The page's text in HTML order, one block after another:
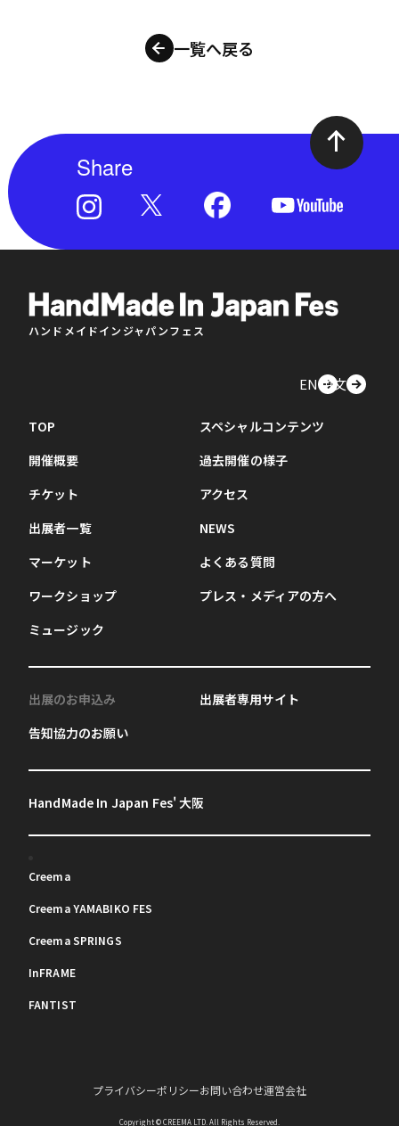
一覧へ戻る
Share
ハンドメイドインジャパンフェス
EN中文
TOP
開催概要
チケット
出展者一覧
マーケット
ワークショップ
ミュージック
スペシャルコンテンツ
過去開催の様子
アクセス
NEWS
よくある質問
プレス・メディアの方へ
出展のお申込み
告知協力のお願い
出展者専用サイト
HandMade In Japan Fes' 大阪
Creema
Creema YAMABIKO FES
Creema SPRINGS
InFRAME
FANTIST
プライバシーポリシーお問い合わせ運営会社
Copyright © CREEMA LTD. All Rights Reserved.